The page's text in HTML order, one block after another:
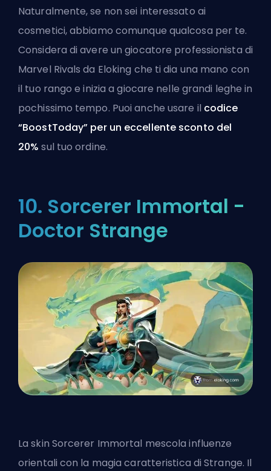
Naturalmente, se non sei interessato ai
cosmetici, abbiamo comunque qualcosa per te.
Considera di avere ungiocatore professionista di
Marvel Rivals da Eloking che ti dia una mano con
il tuo rango e inizia a giocare nelle grandi leghe in
pochissimo tempo. Puoi anche usare il codice
“BoostToday” per un eccellente sconto del
20%sul tuo ordine.
10. Sorcerer Immortal -
Doctor Strange
La skin Sorcerer Immortal mescola influenze
orientali con la magia caratteristica di Strange. Il